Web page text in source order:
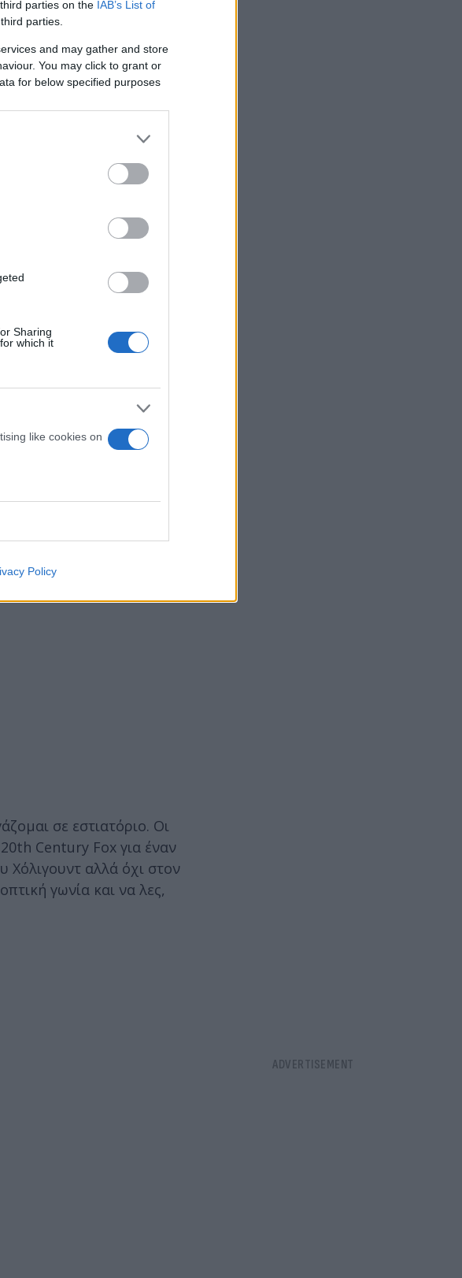
parties on the IAB’s List of
parties.
and may gather and store
You may click to grant or
for below specified purposes
Sharing
which it
like cookies on
Policy
όπως θα ήθελα ή
τονίζει. «Και αυτή
από μικρή και αυτάρκης
ήταν σε μια εταιρεία
τους λογαριασμούς τους
σε εστιατόριο. Οι
Century Fox για έναν
αλλά όχι στον
γωνία και να λες,